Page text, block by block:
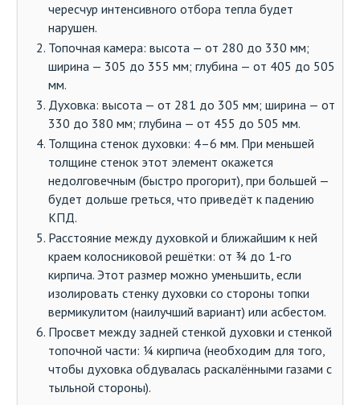
чересчур интенсивного отбора тепла будет
нарушен.
Топочная камера: высота — от 280 до 330 мм;
ширина — 305 до 355 мм; глубина — от 405 до 505
мм.
Духовка: высота — от 281 до 305 мм; ширина — от
330 до 380 мм; глубина — от 455 до 505 мм.
Толщина стенок духовки: 4–6 мм. При меньшей
толщине стенок этот элемент окажется
недолговечным (быстро прогорит), при большей —
будет дольше греться, что приведёт к падению
КПД.
Расстояние между духовкой и ближайшим к ней
краем колосниковой решётки: от ¾ до 1-го
кирпича. Этот размер можно уменьшить, если
изолировать стенку духовки со стороны топки
вермикулитом (наилучший вариант) или асбестом.
Просвет между задней стенкой духовки и стенкой
топочной части: ¼ кирпича (необходим для того,
чтобы духовка обдувалась раскалёнными газами с
тыльной стороны).